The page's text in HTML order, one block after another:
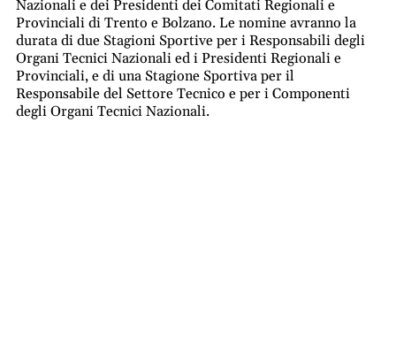
Nazionali e dei Presidenti dei Comitati Regionali e
Provinciali di Trento e Bolzano. Le nomine avranno la
durata di due Stagioni Sportive per i Responsabili degli
Organi Tecnici Nazionali ed i Presidenti Regionali e
Provinciali, e di una Stagione Sportiva per il
Responsabile del Settore Tecnico e per i Componenti
degli Organi Tecnici Nazionali.